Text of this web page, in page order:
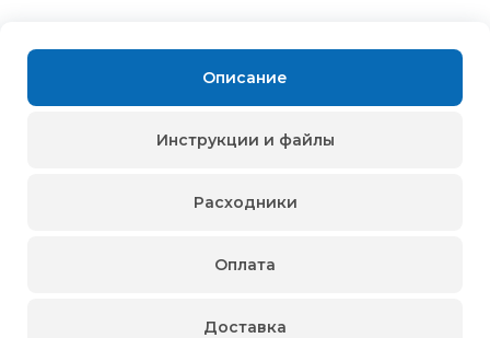
Описание
Инструкции и файлы
Расходники
Оплата
Доставка